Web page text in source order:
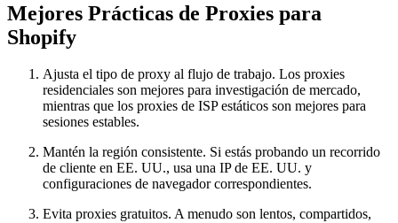
Mejores Prácticas de Proxies para
Shopify
Ajusta el tipo de proxy al flujo de trabajo. Los proxies
residenciales son mejores para investigación de mercado,
mientras que los proxies de ISP estáticos son mejores para
sesiones estables.
Mantén la región consistente. Si estás probando un recorrido
de cliente en EE. UU., usa una IP de EE. UU. y
configuraciones de navegador correspondientes.
Evita proxies gratuitos. A menudo son lentos, compartidos,